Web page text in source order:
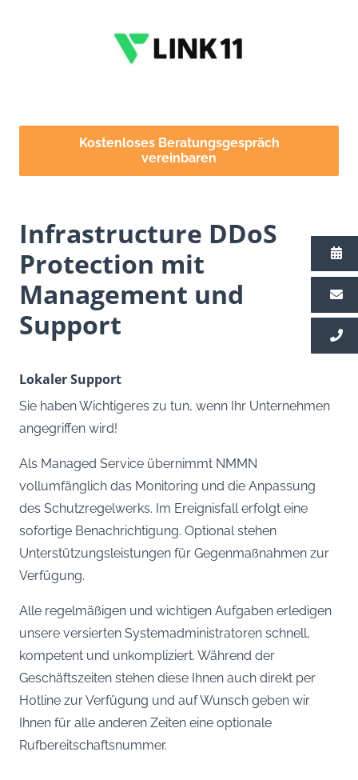
Kostenloses Beratungsgespräch
vereinbaren
Infrastructure DDoS
Protection mit
Management und
Support
Lokaler Support
Sie haben Wichtigeres zu tun, wenn Ihr Unternehmen
angegriffen wird!
Als Managed Service übernimmt NMMN
vollumfänglich das Monitoring und die Anpassung
des Schutzregelwerks. Im Ereignisfall erfolgt eine
sofortige Benachrichtigung. Optional stehen
Unterstützungsleistungen für Gegenmaßnahmen zur
Verfügung.
Alle regelmäßigen und wichtigen Aufgaben erledigen
unsere versierten Systemadministratoren schnell,
kompetent und unkompliziert. Während der
Geschäftszeiten stehen diese Ihnen auch direkt per
Hotline zur Verfügung und auf Wunsch geben wir
Ihnen für alle anderen Zeiten eine optionale
Rufbereitschaftsnummer.